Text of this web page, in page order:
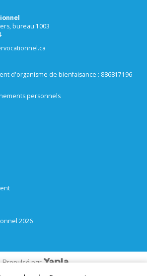
bureau 1003
d'organisme de bienfaisance : 886817196
personnels
2026
Propulsé par